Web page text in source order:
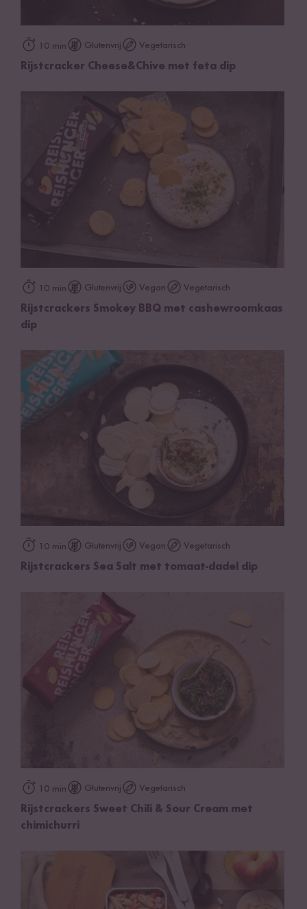
10 min Glutenvrij Vegetarisch
Rijstcracker Cheese&Chive met feta dip
10 min Glutenvrij Vegan Vegetarisch
Rijstcrackers Smokey BBQ met cashewroomkaas
dip
10 min Glutenvrij Vegan Vegetarisch
Rijstcrackers Sea Salt met tomaat-dadel dip
10 min Glutenvrij Vegetarisch
Rijstcrackers Sweet Chili & Sour Cream met
chimichurri